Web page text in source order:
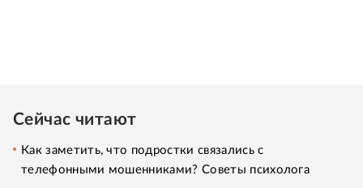
Сейчас читают
Как заметить, что подростки связались с
телефонными мошенниками? Советы психолога